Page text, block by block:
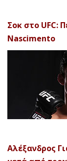
Σοκ στο UFC:
Nascimento
Αλέξανδρος